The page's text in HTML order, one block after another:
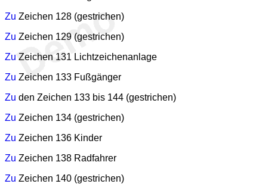
Zu Zeichen 128 (gestrichen)
Zu Zeichen 129 (gestrichen)
Zu Zeichen 131 Lichtzeichenanlage
Zu Zeichen 133 Fußgänger
Zu den Zeichen 133 bis 144 (gestrichen)
Zu Zeichen 134 (gestrichen)
Zu Zeichen 136 Kinder
Zu Zeichen 138 Radfahrer
Zu Zeichen 140 (gestrichen)